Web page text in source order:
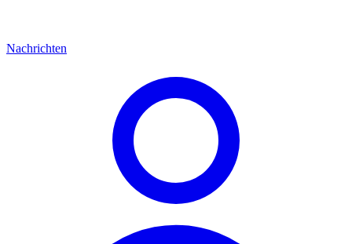
Nachrichten